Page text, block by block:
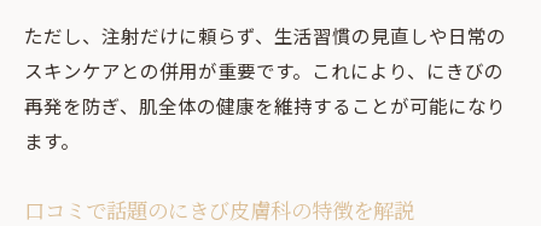
ただし、注射だけに頼らず、生活習慣の見直しや日常の
スキンケアとの併用が重要です。これにより、にきびの
再発を防ぎ、肌全体の健康を維持することが可能になり
ます。
口コミで話題のにきび皮膚科の特徴を解説